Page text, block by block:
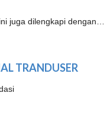
juga dilengkapi dengan…
TRANDUSER